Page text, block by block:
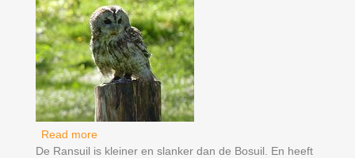
Read moreabout Bosuil
De Ransuil is kleiner en slanker dan de Bosuil. En heeft